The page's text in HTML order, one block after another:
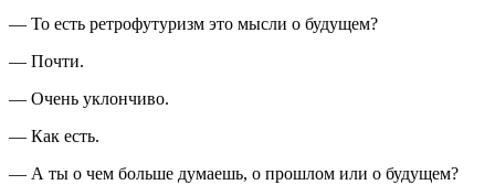
— То есть ретрофутуризм это мысли о будущем?
— Почти.
— Очень уклончиво.
— Как есть.
— А ты о чем больше думаешь, о прошлом или о будущем?